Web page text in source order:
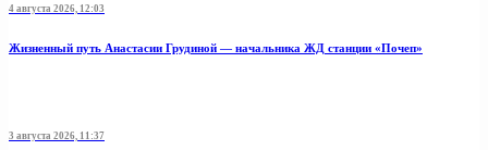
4 августа 2026, 12:03
Жизненный путь Анастасии Грудиной — начальника ЖД станции «Почеп»
3 августа 2026, 11:37